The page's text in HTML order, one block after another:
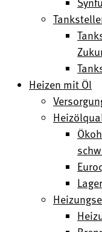
Heizen mit Öl